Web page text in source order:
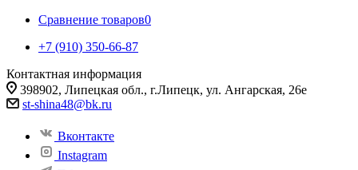
Сравнение товаров0
+7 (910) 350-66-87
Контактная информация
398902, Липецкая обл., г.Липецк, ул. Ангарская, 26е
st-shina48@bk.ru
Вконтакте
Instagram